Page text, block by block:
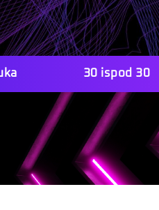
30 ispod 30